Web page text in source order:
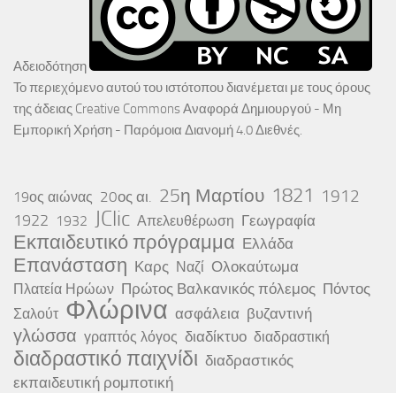
Αδειοδότηση
Το περιεχόμενο αυτού του ιστότοπου διανέμεται με τους όρους
της άδειας Creative Commons Αναφορά Δημιουργού - Μη
Εμπορική Χρήση - Παρόμοια Διανομή 4.0 Διεθνές.
19ος αιώνας 20ος αι. 25η Μαρτίου 1821 1912
1922 1932 JClic Απελευθέρωση Γεωγραφία
Εκπαιδευτικό πρόγραμμα Ελλάδα
Επανάσταση Καρς Ναζί Ολοκαύτωμα
Πλατεία Ηρώων Πρώτος Βαλκανικός πόλεμος Πόντος
Σαλούτ Φλώρινα ασφάλεια βυζαντινή
γλώσσα γραπτός λόγος διαδίκτυο διαδραστική
διαδραστικό παιχνίδι διαδραστικός
εκπαιδευτική ρομποτική